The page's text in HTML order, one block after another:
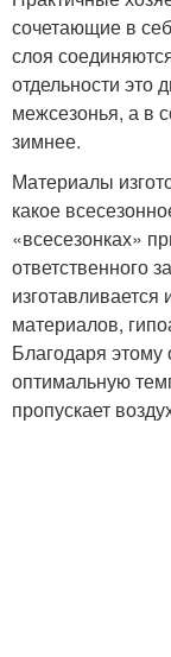
сочетающие в
слоя
отдельности это
межсезонья, а в
зимнее.
Материалы
какое
«всесезонках»
ответственного
материалов,
Благодаря
оптимальную
пропускает